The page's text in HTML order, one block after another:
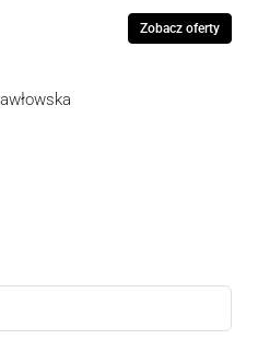
Zobacz oferty